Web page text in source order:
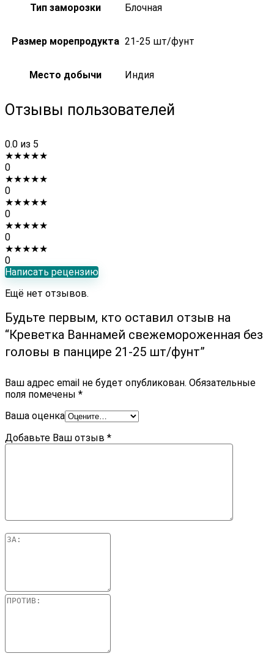
Тип заморозки Блочная
Размер морепродукта 21-25 шт/фунт
Место добычи Индия
Отзывы пользователей
0.0 из 5
★★★★★
0
★★★★★
0
★★★★★
0
★★★★★
0
★★★★★
0
Написать рецензию
Ещё нет отзывов.
Будьте первым, кто оставил отзыв на
“Креветка Ваннамей свежемороженная без
головы в панцире 21-25 шт/фунт”
Ваш адрес email не будет опубликован. Обязательные
поля помечены *
Ваша оценка
Добавьте Ваш отзыв *